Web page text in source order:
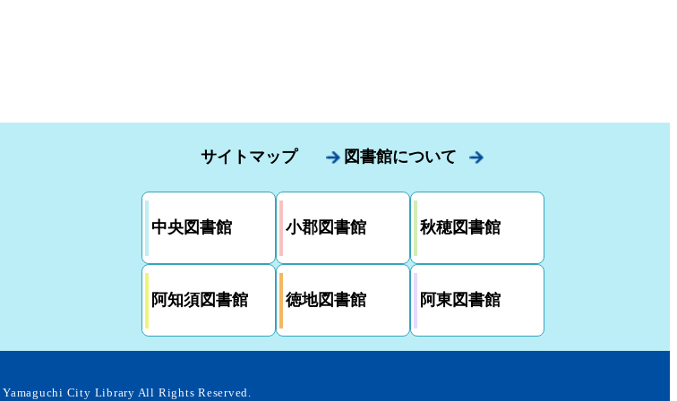
サイトマップ 図書館について
中央図書館 小郡図書館 秋穂図書館
阿知須図書館 徳地図書館 阿東図書館
Yamaguchi City Library All Rights Reserved.